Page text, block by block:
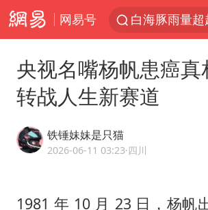
网易号
上海地铁4条
白海豚路径图
律师谈贾冰
央视名嘴杨帆患癌真
转战人生新赛道
铁锤妹妹是只猫
2026-06-11 03:23·四川
1981 年 10 月 23 日，杨帆